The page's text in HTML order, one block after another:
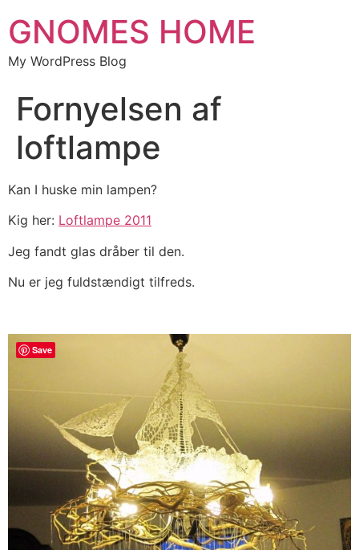
GNOMES HOME
My WordPress Blog
Fornyelsen af
loftlampe
Kan I huske min lampen?
Kig her: Loftlampe 2011
Jeg fandt glas dråber til den.
Nu er jeg fuldstændigt tilfreds.
Save